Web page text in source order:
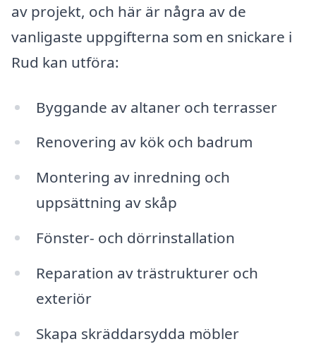
av projekt, och här är några av de
vanligaste uppgifterna som en snickare i
Rud kan utföra:
Byggande av altaner och terrasser
Renovering av kök och badrum
Montering av inredning och
uppsättning av skåp
Fönster- och dörrinstallation
Reparation av trästrukturer och
exteriör
Skapa skräddarsydda möbler